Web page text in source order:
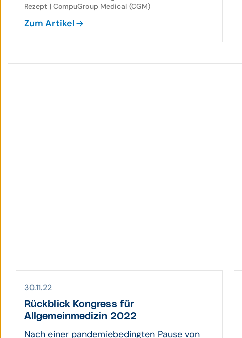
Rezept | CompuGroup Medical (CGM)
Zum Artikel
30.11.22
Rückblick Kongress für
Allgemeinmedizin 2022
Nach einer pandemiebedingten Pause von